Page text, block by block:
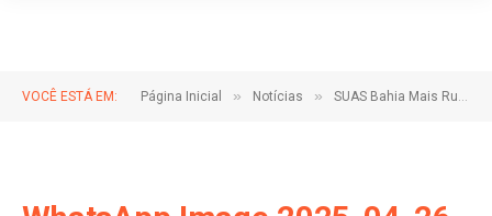
VOCÊ ESTÁ EM: Página Inicial » Notícias » SUAS Bahia Mais Rural chega à zona rural de Crisópolis!